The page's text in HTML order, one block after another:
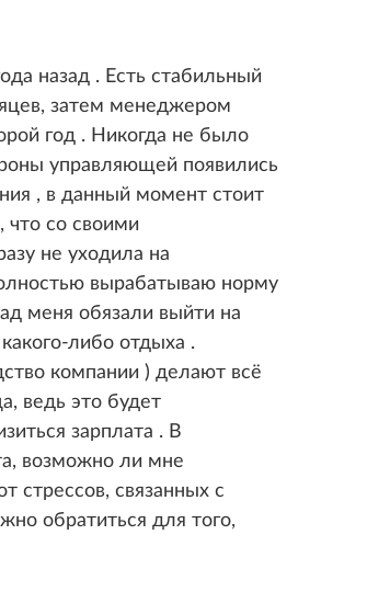
назад . Есть стабильный
затем менеджером
год . Никогда не было
управляющей появились
, в данный момент стоит
со своими
не уходила на
вырабатываю норму
меня обязали выйти на
либо отдыха .
компании ) делают всё
ведь это будет
зарплата . В
возможно ли мне
стрессов, связанных с
обратиться для того,